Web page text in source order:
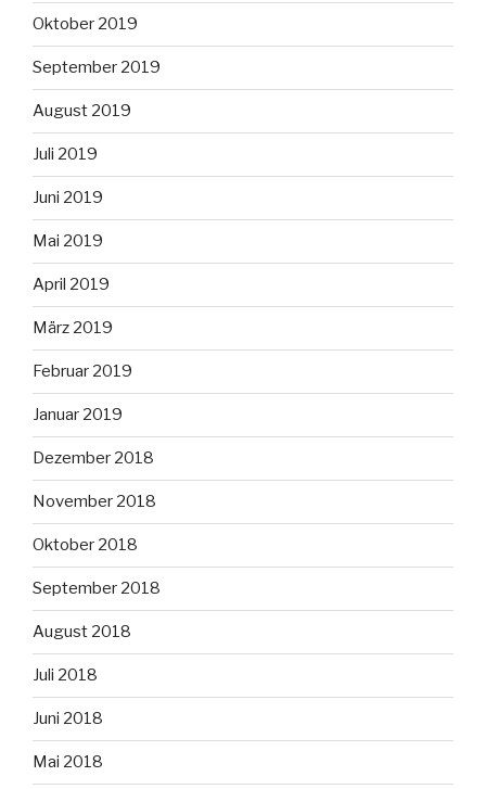
Oktober 2019
September 2019
August 2019
Juli 2019
Juni 2019
Mai 2019
April 2019
März 2019
Februar 2019
Januar 2019
Dezember 2018
November 2018
Oktober 2018
September 2018
August 2018
Juli 2018
Juni 2018
Mai 2018